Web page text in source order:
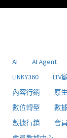
AI AI Agent
LINKY360
LTV
內容行銷
原
數位轉型
數
數據行銷
會